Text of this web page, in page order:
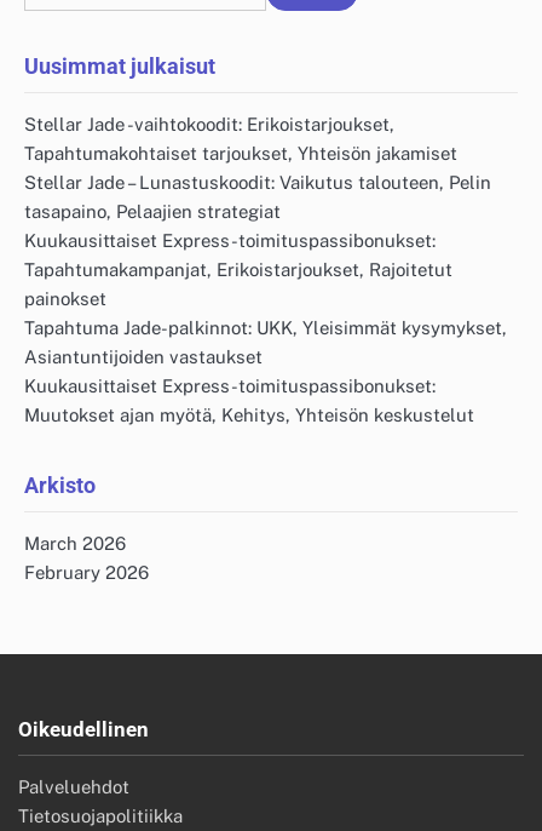
for:
Uusimmat julkaisut
Stellar Jade -vaihtokoodit: Erikoistarjoukset,
Tapahtumakohtaiset tarjoukset, Yhteisön jakamiset
Stellar Jade – Lunastuskoodit: Vaikutus talouteen, Pelin
tasapaino, Pelaajien strategiat
Kuukausittaiset Express-toimituspassibonukset:
Tapahtumakampanjat, Erikoistarjoukset, Rajoitetut
painokset
Tapahtuma Jade-palkinnot: UKK, Yleisimmät kysymykset,
Asiantuntijoiden vastaukset
Kuukausittaiset Express-toimituspassibonukset:
Muutokset ajan myötä, Kehitys, Yhteisön keskustelut
Arkisto
March 2026
February 2026
Oikeudellinen
Palveluehdot
Tietosuojapolitiikka